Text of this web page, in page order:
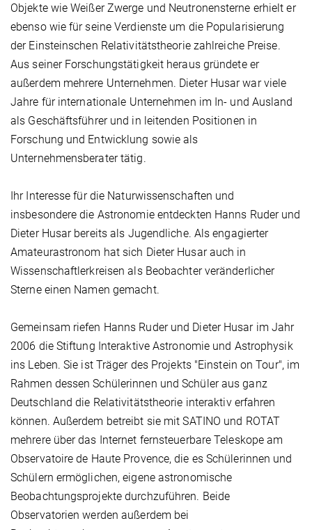
Objekte wie Weißer Zwerge und Neutronensterne erhielt er
ebenso wie für seine Verdienste um die Popularisierung
der Einsteinschen Relativitätstheorie zahlreiche Preise.
Aus seiner Forschungstätigkeit heraus gründete er
außerdem mehrere Unternehmen. Dieter Husar war viele
Jahre für internationale Unternehmen im In- und Ausland
als Geschäftsführer und in leitenden Positionen in
Forschung und Entwicklung sowie als
Unternehmensberater tätig.
Ihr Interesse für die Naturwissenschaften und
insbesondere die Astronomie entdeckten Hanns Ruder und
Dieter Husar bereits als Jugendliche. Als engagierter
Amateurastronom hat sich Dieter Husar auch in
Wissenschaftlerkreisen als Beobachter veränderlicher
Sterne einen Namen gemacht.
Gemeinsam riefen Hanns Ruder und Dieter Husar im Jahr
2006 die Stiftung Interaktive Astronomie und Astrophysik
ins Leben. Sie ist Träger des Projekts "Einstein on Tour", im
Rahmen dessen Schülerinnen und Schüler aus ganz
Deutschland die Relativitätstheorie interaktiv erfahren
können. Außerdem betreibt sie mit SATINO und ROTAT
mehrere über das Internet fernsteuerbare Teleskope am
Observatoire de Haute Provence, die es Schülerinnen und
Schülern ermöglichen, eigene astronomische
Beobachtungsprojekte durchzuführen. Beide
Observatorien werden außerdem bei